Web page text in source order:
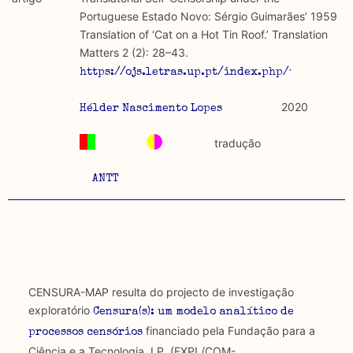
académicos.
Limitações
A lista procura incluir as publicações mais relevantes
a algumas das publicações que aqui se encontram
discurso e uso da liberdade de expressão. Trata-se de
uma censura que é omnipresente, dado que é
constitutiva do próprio acto de fala.
Regulatória e Constitutiva : são combinadas ambas
Empírica
.csv para importação em programas de folha de cálculo
Portuguese Estado Novo: Sérgio Guimarães’ 1959
Translation of ‘Cat on a Hot Tin Roof.’ Translation
Matters 2 (2): 28–43.
https://ojs.letras.up.pt/index.php/tm/
Hélder Nascimento Lopes 2020
ANTT
tradução
CENSURA-MAP resulta do projecto de investigação
exploratório Censura(s): um modelo analítico de
processos censóriosfinanciado pela Fundação para a